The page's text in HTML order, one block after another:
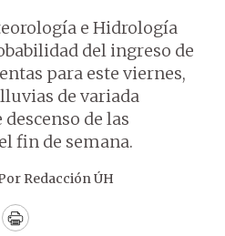
e Hidrología
del ingreso de
para este viernes,
de variada
de las
fin de semana.
Redacción ÚH
Print